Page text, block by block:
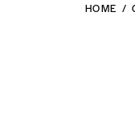
HOME